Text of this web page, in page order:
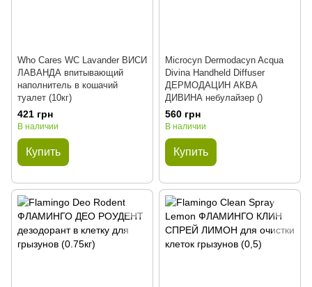
Who Cares WC Lavander ВИСИ
ЛАВАНДА впитывающий
наполнитель в кошачий
туалет (10кг)
421 грн
В наличии
Купить
Microcyn Dermodacyn Acqua
Divina Handheld Diffuser
ДЕРМОДАЦИН АКВА
ДИВИНА небулайзер ()
560 грн
В наличии
Купить